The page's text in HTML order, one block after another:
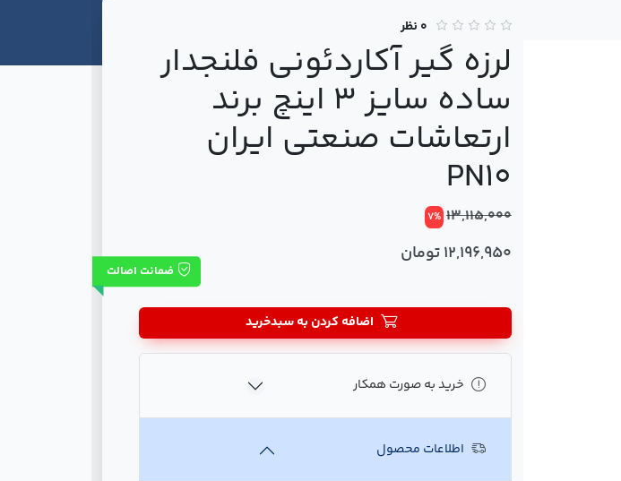
0 نظر
لرزه گیر آکاردئونی فلنجدار
ساده سایز 3 اینچ برند
ارتعاشات صنعتی ایران
PN10
13,115,000
7%
12,196,950 تومان
ضمانت اصالت
اضافه کردن به سبدخرید
خرید به صورت همکار
اطلاعات محصول